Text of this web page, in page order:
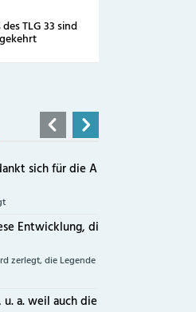
TLG 33 sind
sich für die A
Entwicklung, di
zerlegt, die Legende
u. a. weil auch die